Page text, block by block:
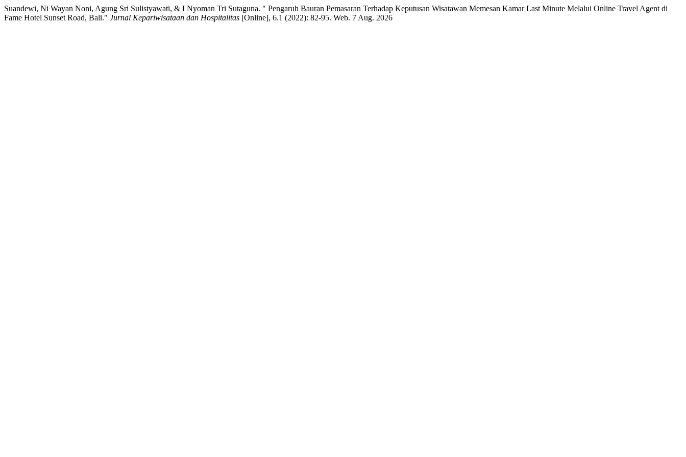
Suandewi, Ni Wayan Noni, Agung Sri Sulistyawati, & I Nyoman Tri Sutaguna. " Pengaruh Bauran Pemasaran Terhadap Keputusan Wisatawan Memesan Kamar Last Minute Melalui Online Travel Agent di
Fame Hotel Sunset Road, Bali." Jurnal Kepariwisataan dan Hospitalitas [Online], 6.1 (2022): 82-95. Web. 7 Aug. 2026